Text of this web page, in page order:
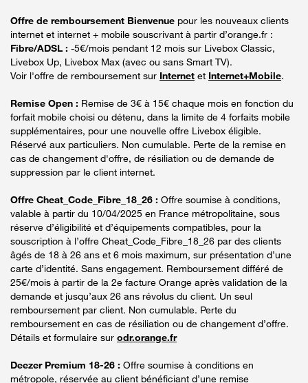
Offre de remboursement Bienvenue pour les nouveaux clients
internet et internet + mobile souscrivant à partir d’orange.fr :
Fibre/ADSL : -5€/mois pendant 12 mois sur Livebox Classic,
Livebox Up, Livebox Max (avec ou sans Smart TV).
Voir l'offre de remboursement sur Internet et Internet+Mobile.
Remise Open : Remise de 3€ à 15€ chaque mois en fonction du
forfait mobile choisi ou détenu, dans la limite de 4 forfaits mobile
supplémentaires, pour une nouvelle offre Livebox éligible.
Réservé aux particuliers. Non cumulable. Perte de la remise en
cas de changement d'offre, de résiliation ou de demande de
suppression par le client internet.
Offre Cheat_Code_Fibre_18_26 : Offre soumise à conditions,
valable à partir du 10/04/2025 en France métropolitaine, sous
réserve d’éligibilité et d’équipements compatibles, pour la
souscription à l’offre Cheat_Code_Fibre_18_26 par des clients
âgés de 18 à 26 ans et 6 mois maximum, sur présentation d’une
carte d’identité. Sans engagement. Remboursement différé de
25€/mois à partir de la 2e facture Orange après validation de la
demande et jusqu’aux 26 ans révolus du client. Un seul
remboursement par client. Non cumulable. Perte du
remboursement en cas de résiliation ou de changement d’offre.
Détails et formulaire sur odr.orange.fr
Deezer Premium 18-26 : Offre soumise à conditions en
métropole, réservée au client bénéficiant d’une remise